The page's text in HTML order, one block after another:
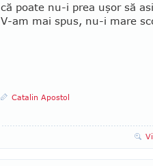
că poate nu-i prea uşor să
V-am mai spus, nu-i mare
Catalin Apostol